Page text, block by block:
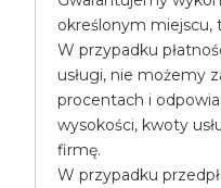
określonym miejscu,
W przypadku
usługi, nie możemy
procentach i
wysokości, kwoty
firmę.
W przypadku